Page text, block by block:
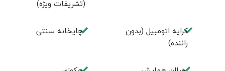
(تشریفات ویژه)
کرایه اتومبیل (بدون
راننده)
چايخانه سنتی